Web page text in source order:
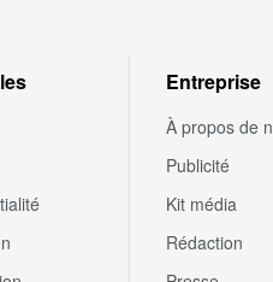
Entreprise
À propos de
Publicité
Kit média
Rédaction